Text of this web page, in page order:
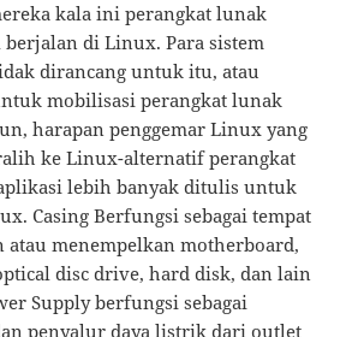
kala ini perangkat lunak
di Linux. Para sistem
dirancang untuk itu, atau
mobilisasi perangkat lunak
harapan penggemar Linux yang
ke Linux-alternatif perangkat
lebih banyak ditulis untuk
Casing Berfungsi sebagai tempat
atau menempelkan motherboard,
disc drive, hard disk, dan lain
Supply berfungsi sebagai
penyalur daya listrik dari outlet